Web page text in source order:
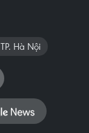
TP. Hà Nội